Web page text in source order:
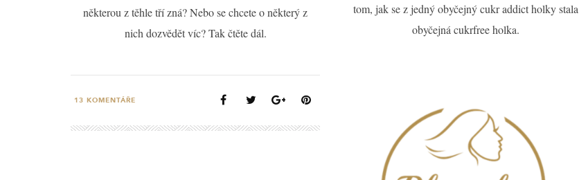
některou z těhle tří zná? Nebo se chcete o některý z
nich dozvědět víc? Tak čtěte dál.
13 KOMENTÁŘE
tom, jak se z jedný obyčejný cukr addict holky stala
obyčejná cukrfree holka.